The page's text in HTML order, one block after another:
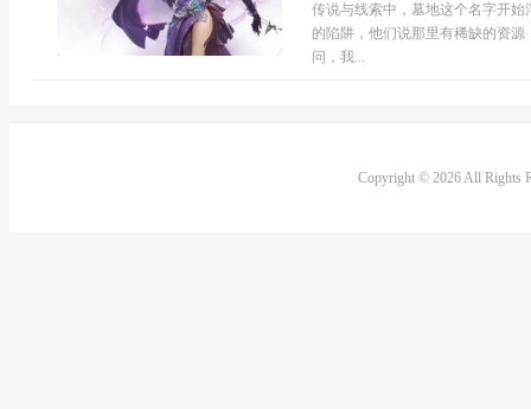
传说与线索中，墓地这个名字开
的陷阱，他们说那里有稀缺的资
问，我...
Copyright © 2026 All Rights